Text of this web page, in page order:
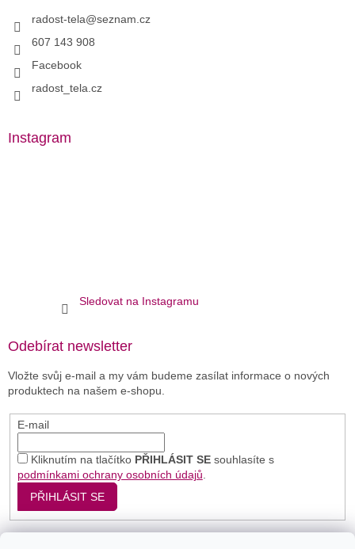
radost-tela@seznam.cz
607 143 908
Facebook
radost_tela.cz
Instagram
Sledovat na Instagramu
Odebírat newsletter
Vložte svůj e-mail a my vám budeme zasílat informace o nových
produktech na našem e-shopu.
E-mail
Kliknutím na tlačítko PŘIHLÁSIT SEsouhlasíte s
podmínkami ochrany osobních údajů.
PŘIHLÁSIT SE